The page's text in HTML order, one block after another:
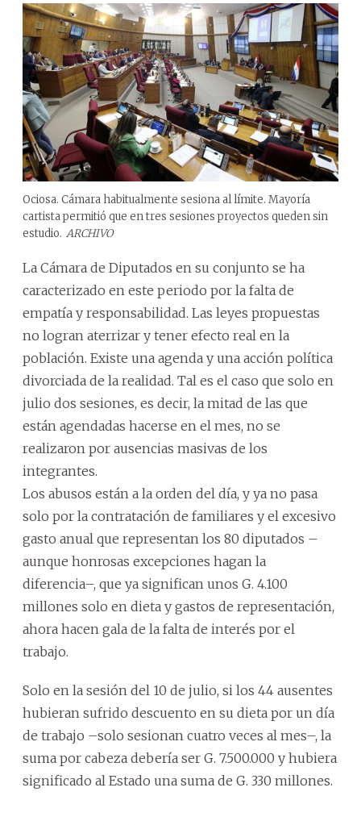
Ociosa. Cámara habitualmente sesiona al límite. Mayoría
cartista permitió que en tres sesiones proyectos queden sin
estudio. ARCHIVO
La Cámara de Diputados en su conjunto se ha
caracterizado en este periodo por la falta de
empatía y responsabilidad. Las leyes propuestas
no logran aterrizar y tener efecto real en la
población. Existe una agenda y una acción política
divorciada de la realidad. Tal es el caso que solo en
julio dos sesiones, es decir, la mitad de las que
están agendadas hacerse en el mes, no se
realizaron por ausencias masivas de los
integrantes.
Los abusos están a la orden del día, y ya no pasa
solo por la contratación de familiares y el excesivo
gasto anual que representan los 80 diputados –
aunque honrosas excepciones hagan la
diferencia–, que ya significan unos G. 4.100
millones solo en dieta y gastos de representación,
ahora hacen gala de la falta de interés por el
trabajo.
Solo en la sesión del 10 de julio, si los 44 ausentes
hubieran sufrido descuento en su dieta por un día
de trabajo –solo sesionan cuatro veces al mes–, la
suma por cabeza debería ser G. 7.500.000 y hubiera
significado al Estado una suma de G. 330 millones.